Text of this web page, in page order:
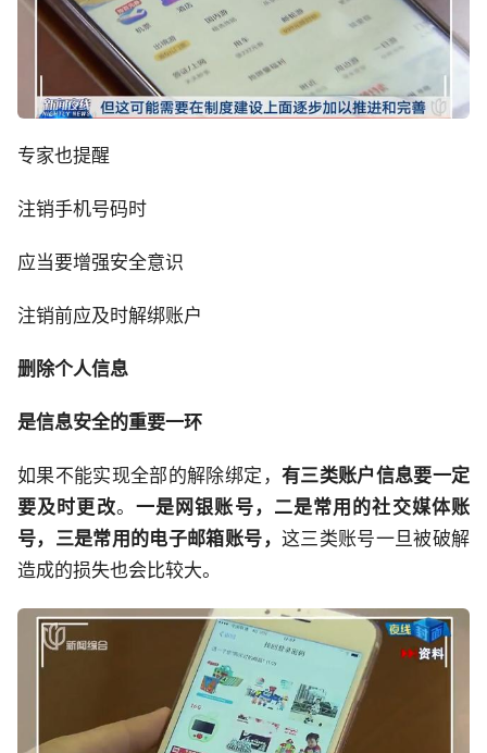
专家也提醒
注销手机号码时
应当要增强安全意识
注销前应及时解绑账户
删除个人信息
是信息安全的重要一环
如果不能实现全部的解除绑定， 有三类账户信息要一定
要及时更改。 一是网银账号，二是常用的社交媒体账
号，三是常用的电子邮箱账号 ， 这三类账号一旦被破解
造成的损失也会比较大。